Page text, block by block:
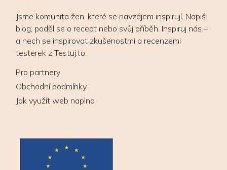
Jsme komunita žen, které se navzájem inspirují. Napiš
blog, poděl se o recept nebo svůj příběh. Inspiruj nás –
a nech se inspirovat zkušenostmi a recenzemi
testerek z Testuj.to.
Pro partnery
Obchodní podmínky
Jak využít web naplno